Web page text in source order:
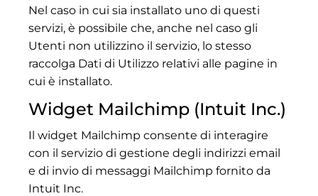
Nel caso in cui sia installato uno di questi
servizi, è possibile che, anche nel caso gli
Utenti non utilizzino il servizio, lo stesso
raccolga Dati di Utilizzo relativi alle pagine in
cui è installato.
Widget Mailchimp (Intuit Inc.)
Il widget Mailchimp consente di interagire
con il servizio di gestione degli indirizzi email
e di invio di messaggi Mailchimp fornito da
Intuit Inc.